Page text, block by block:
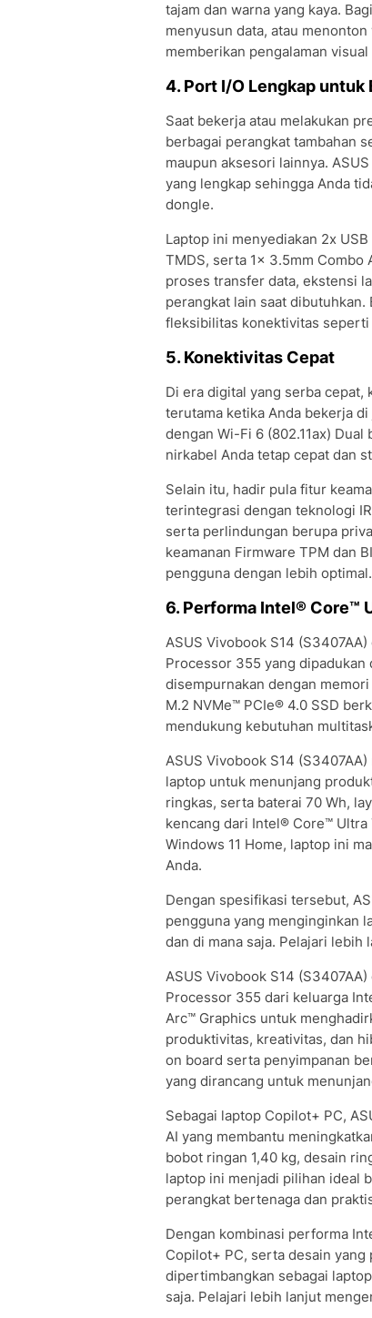
tajam dan warna yang kaya.
menyusun data, atau
memberikan pengalaman
4. Port I/O Lengkap untuk
Saat bekerja atau melakukan
berbagai perangkat tambahan
maupun aksesori lainnya.
yang lengkap sehingga Anda
dongle.
Laptop ini menyediakan 2x
TMDS, serta 1x 3.5mm Combo
proses transfer data, ekstensi
perangkat lain saat
fleksibilitas konektivitas
5. Konektivitas Cepat
Di era digital yang serba
terutama ketika Anda bekerja
dengan Wi-Fi 6 (802.11ax)
nirkabel Anda tetap cepat dan
Selain itu, hadir pula fitur
terintegrasi dengan teknologi
serta perlindungan berupa
keamanan Firmware TPM dan
pengguna dengan lebih optimal.
6. Performa Intel® Core™
ASUS Vivobook S14
Processor 355 yang
disempurnakan dengan
M.2 NVMe™ PCIe® 4.0 SSD
mendukung kebutuhan
ASUS Vivobook S14
laptop untuk menunjang
ringkas, serta baterai 70 Wh,
kencang dari Intel® Core™ Ultra
Windows 11 Home, laptop ini
Anda.
Dengan spesifikasi tersebut,
pengguna yang menginginkan
dan di mana saja. Pelajari lebih
ASUS Vivobook S14
Processor 355 dari keluarga
Arc™ Graphics untuk
produktivitas, kreativitas, dan
on board serta penyimpanan
yang dirancang untuk
Sebagai laptop Copilot+ PC,
AI yang membantu
bobot ringan 1,40 kg, desain
laptop ini menjadi pilihan ideal
perangkat bertenaga dan
Dengan kombinasi performa
Copilot+ PC, serta desain yang
dipertimbangkan sebagai
saja. Pelajari lebih lanjut